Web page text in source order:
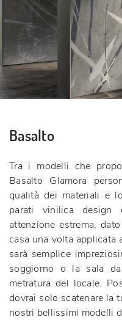
Basalto
Tra i modelli che
Basalto Glamora
qualità dei materiali e
parati vinilica design
attenzione estrema,
casa una volta applicata
sarà semplice
soggiorno o la sala
metratura del locale.
dovrai solo scatenare la
nostri bellissimi modelli